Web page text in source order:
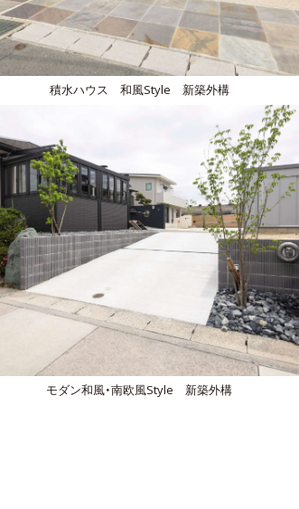
積水ハウス 和風Style 新築外構
モダン和風・南欧風Style 新築外構